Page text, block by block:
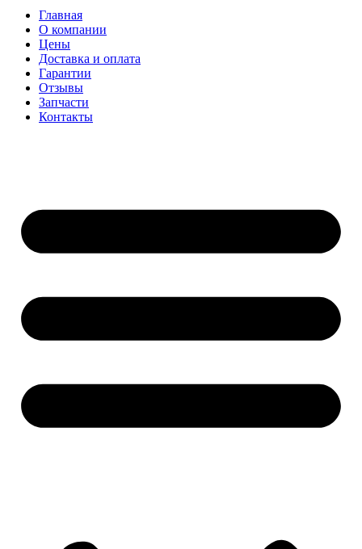
Главная
О компании
Цены
Доставка и оплата
Гарантии
Отзывы
Запчасти
Контакты